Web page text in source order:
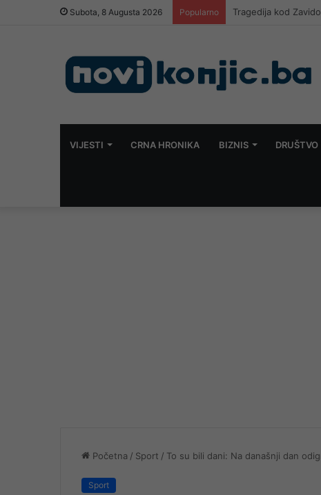
Subota, 8 Augusta 2026 Popularno Lana Pudar i dalje
VIJESTI CRNA HRONIKA BIZNIS DRUŠTVO
Početna / Sport / To su bili dani: Na današnji dan
Sport